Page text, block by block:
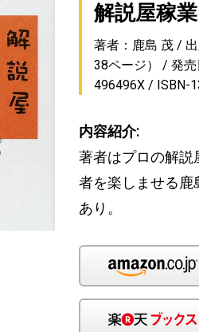
解説屋稼業
著者：鹿島 茂
38ページ）
発
496496X
ISBN-
内容紹介:
著者はプロの解説
者を楽しませる鹿
あり。